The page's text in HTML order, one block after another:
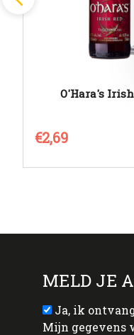
O'Hara's
€2,69
MELD JE
Ja, ik
Mijn gegevens